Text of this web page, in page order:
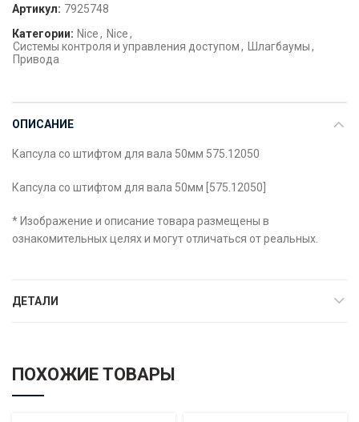
Артикул: 7925748
Категории: Nice, Nice,
Системы контроля и управления доступом, Шлагбаумы,
Привода
ОПИСАНИЕ
Капсула со штифтом для вала 50мм 575.12050
Капсула со штифтом для вала 50мм [575.12050]
* Изображение и описание товара размещены в
ознакомительных целях и могут отличаться от реальных.
ДЕТАЛИ
ПОХОЖИЕ ТОВАРЫ